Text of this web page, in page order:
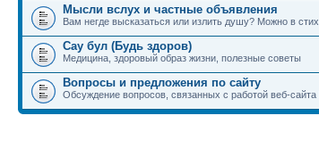
Мысли вслух и частные объявления
Вам негде высказаться или излить душу? Можно в
Сау бул (Будь здоров)
Медицина, здоровый образ жизни, полезные советы
Вопросы и предложения по сайту
Обсуждение вопросов, связанных с работой веб-